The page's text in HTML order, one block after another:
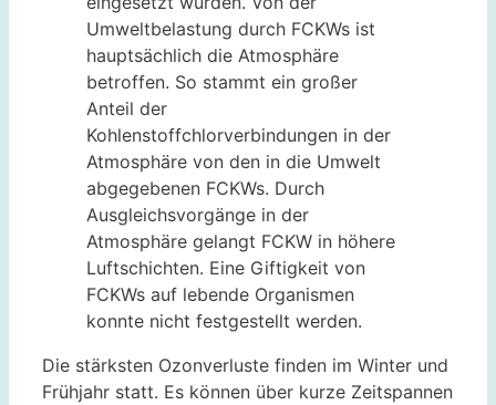
Umweltbelastung durch FCKWs ist
hauptsächlich die Atmosphäre
betroffen. So stammt ein großer
Anteil der
Kohlenstoffchlorverbindungen in der
Atmosphäre von den in die Umwelt
abgegebenen FCKWs. Durch
Ausgleichsvorgänge in der
Atmosphäre gelangt FCKW in höhere
Luftschichten. Eine Giftigkeit von
FCKWs auf lebende Organismen
konnte nicht festgestellt werden.
Die stärksten Ozonverluste finden im Winter und
Frühjahr statt. Es können über kurze Zeitspannen